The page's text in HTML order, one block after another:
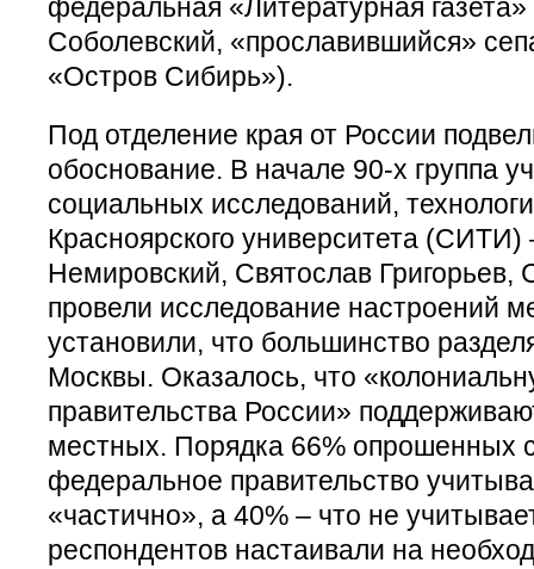
федеральная «Литературная
Соболевский, «прославившийся»
«Остров Сибирь»).
Под отделение края от России
обоснование. В начале 90-х группа
социальных исследований,
Красноярского университета (СИТИ)
Немировский, Святослав Григорьев,
провели исследование настроений
установили, что большинство
Москвы. Оказалось, что
правительства России»
местных. Порядка 66% опрошенных
федеральное правительство
«частично», а 40% – что не
респондентов настаивали на